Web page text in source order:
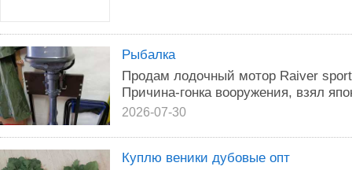
Рыбалка
Продам лодочный мотор Raiver
Причина-гонка вооружения, взял
2026-07-30
Куплю веники дубовые опт